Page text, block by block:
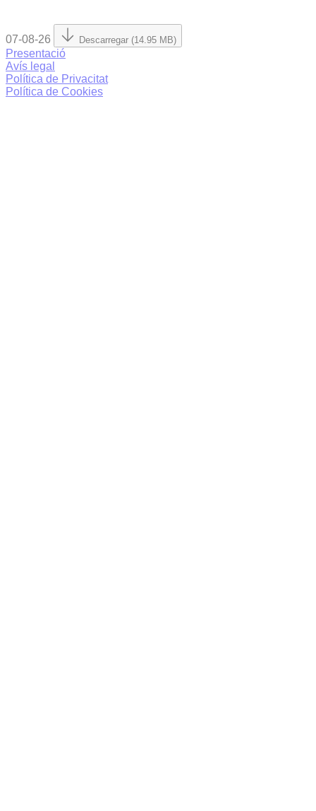
07-08-26 Descarregar (14.95 MB)
Presentació
Avís legal
Política de Privacitat
Política de Cookies